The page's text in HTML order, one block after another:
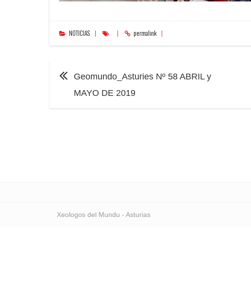
NOTICIAS permalink
NAVEGACIÓN
Geomundo_Asturies Nº 58 ABRIL y
MAYO DE 2019
Xeologos del Mundu - Asturias